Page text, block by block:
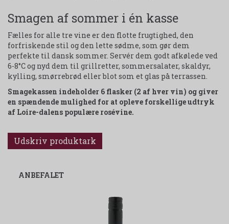
Smagen af sommer i én kasse
Fælles for alle tre vine er den flotte frugtighed, den
forfriskende stil og den lette sødme, som gør dem
perfekte til dansk sommer. Servér dem godt afkølede ved
6-8°C og nyd dem til grillretter, sommersalater, skaldyr,
kylling, smørrebrød eller blot som et glas på terrassen.
Smagekassen indeholder 6 flasker (2 af hver vin) og giver
en spændende mulighed for at opleve forskellige udtryk
af Loire-dalens populære rosévine.
Udskriv produktark
ANBEFALET